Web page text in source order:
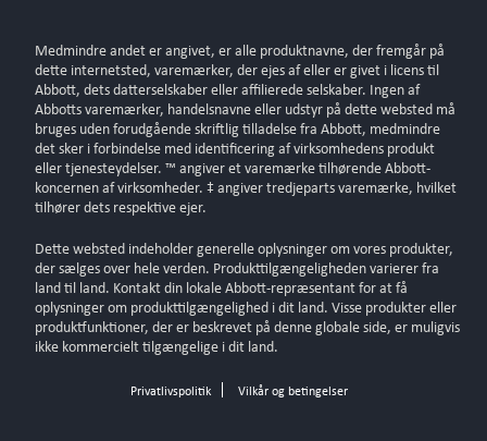
Medmindre andet er angivet, er alle produktnavne, der fremgår på
dette internetsted, varemærker, der ejes af eller er givet i licens til
Abbott, dets datterselskaber eller affilierede selskaber. Ingen af
Abbotts varemærker, handelsnavne eller udstyr på dette websted må
bruges uden forudgående skriftlig tilladelse fra Abbott, medmindre
det sker i forbindelse med identificering af virksomhedens produkt
eller tjenesteydelser. ™ angiver et varemærke tilhørende Abbott-
koncernen af virksomheder. ‡ angiver tredjeparts varemærke, hvilket
tilhører dets respektive ejer.
Dette websted indeholder generelle oplysninger om vores produkter,
der sælges over hele verden. Produkttilgængeligheden varierer fra
land til land. Kontakt din lokale Abbott-repræsentant for at få
oplysninger om produkttilgængelighed i dit land. Visse produkter eller
produktfunktioner, der er beskrevet på denne globale side, er muligvis
ikke kommercielt tilgængelige i dit land.
Privatlivspolitik Vilkår og betingelser